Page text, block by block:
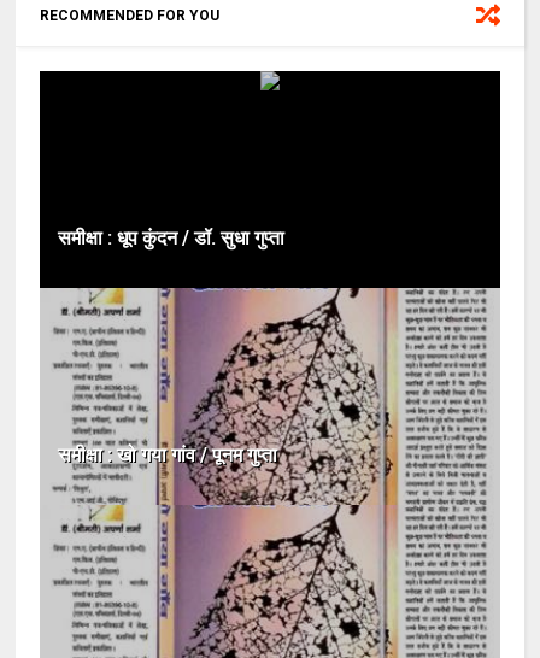
RECOMMENDED FOR YOU
समीक्षा : धूप कुंदन / डॉ. सुधा गुप्ता
समीक्षा : खो गया गांव / पूनम गुप्ता